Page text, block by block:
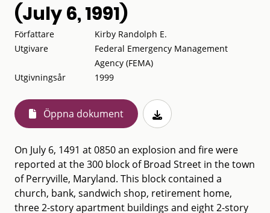
(July 6, 1991)
Författare
Kirby Randolph E.
Utgivare
Federal Emergency Management
Agency (FEMA)
Utgivningsår
1999
Öppna dokument
On July 6, 1491 at 0850 an explosion and fire were
reported at the 300 block of Broad Street in the town
of Perryville, Maryland. This block contained a
church, bank, sandwich shop, retirement home,
three 2-story apartment buildings and eight 2-story